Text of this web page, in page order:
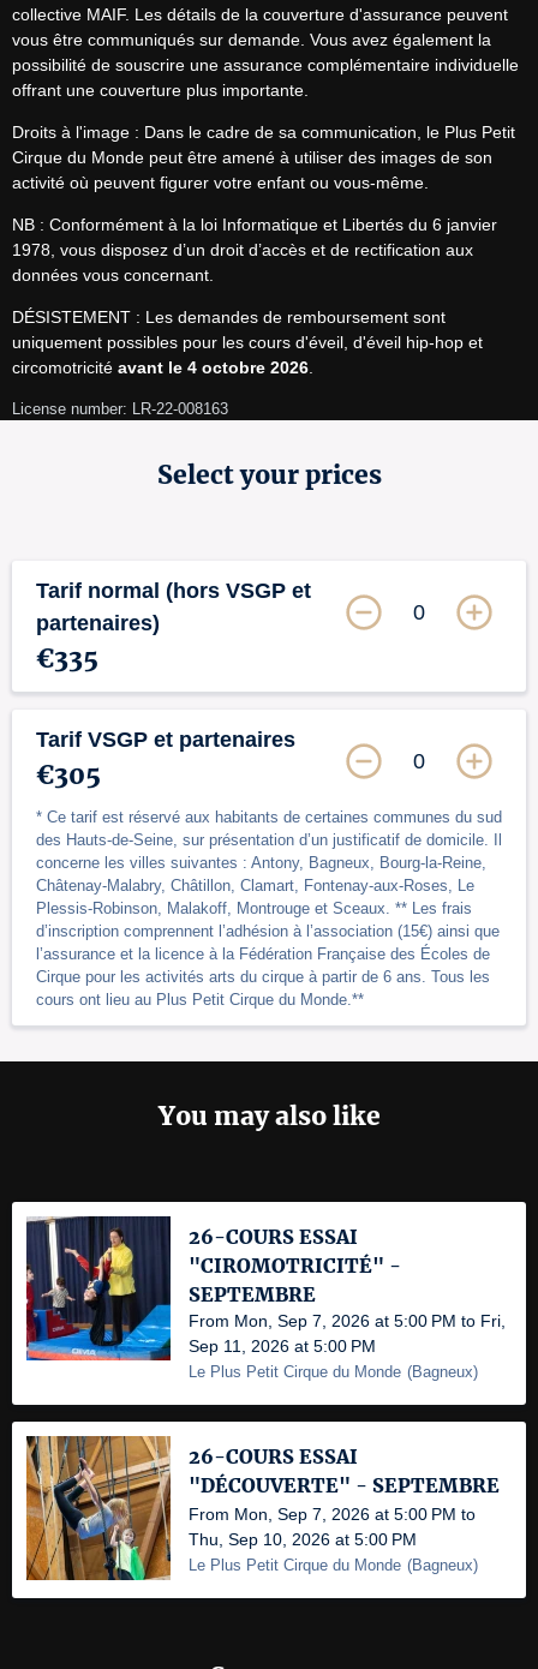
collective MAIF. Les détails de la couverture d'assurance peuvent
vous être communiqués sur demande. Vous avez également la
possibilité de souscrire une assurance complémentaire individuelle
offrant une couverture plus importante.
Droits à l'image : Dans le cadre de sa communication, le Plus Petit
Cirque du Monde peut être amené à utiliser des images de son
activité où peuvent figurer votre enfant ou vous-même.
NB : Conformément à la loi Informatique et Libertés du 6 janvier
1978, vous disposez d’un droit d’accès et de rectification aux
données vous concernant.
DÉSISTEMENT : Les demandes de remboursement sont
uniquement possibles pour les cours d'éveil, d'éveil hip-hop et
circomotricité avant le 4 octobre 2026
License number: LR-22-008163
Select your prices
Tarif normal (hors VSGP et
partenaires)
€335
0
Tarif VSGP et partenaires
€305
* Ce tarif est réservé aux habitants de certaines communes du sud
des Hauts-de-Seine, sur présentation d’un justificatif de domicile. Il
concerne les villes suivantes : Antony, Bagneux, Bourg-la-Reine,
Châtenay-Malabry, Châtillon, Clamart, Fontenay-aux-Roses, Le
Plessis-Robinson, Malakoff, Montrouge et Sceaux. ** Les frais
d’inscription comprennent l’adhésion à l’association (15€) ainsi que
l’assurance et la licence à la Fédération Française des Écoles de
Cirque pour les activités arts du cirque à partir de 6 ans. Tous les
cours ont lieu au Plus Petit Cirque du Monde.**
0
You may also like
26-COURS ESSAI
"CIROMOTRICITÉ" -
SEPTEMBRE
From Mon, Sep 7, 2026 at 5:00 PM to Fri,
Sep 11, 2026 at 5:00 PM
Le Plus Petit Cirque du Monde (Bagneux)
26-COURS ESSAI
"DÉCOUVERTE" - SEPTEMBRE
From Mon, Sep 7, 2026 at 5:00 PM to
Thu, Sep 10, 2026 at 5:00 PM
Le Plus Petit Cirque du Monde (Bagneux)